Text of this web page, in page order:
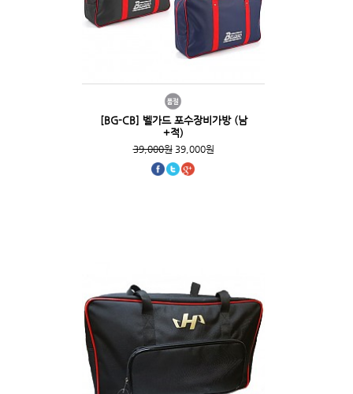
[BG-CB] 벨가드 포수장비가방 (남
+적)
39,000원39,000원